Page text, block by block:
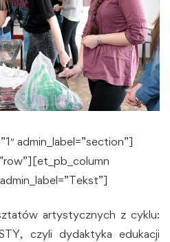
admin_label=”section”]
artystycznych z cyklu:
czyli dydaktyka edukacji